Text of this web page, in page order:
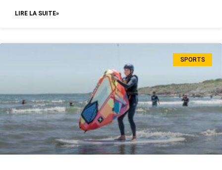
LIRE LA SUITE»
SPORTS